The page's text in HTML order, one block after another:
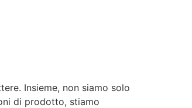
Insieme, non siamo solo
di prodotto, stiamo